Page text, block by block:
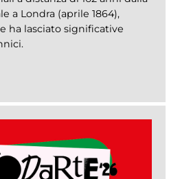
a Londra (aprile 1864),
ha lasciato significative